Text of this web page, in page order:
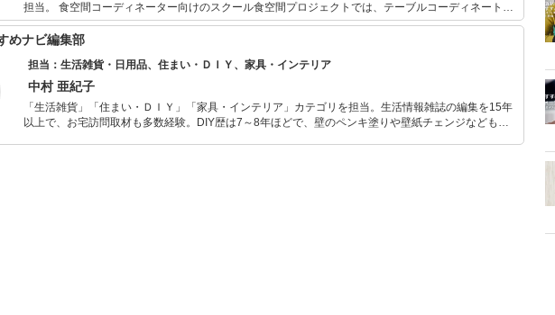
担当。 食空間コーディネーター向けのスクール食空間プロジェクトでは、テーブルコーディネートの
みならず、上級カジュアルを日常に取り入れ、「私でも出来そう！」と続けられるおもてなしや、イ
ンテリアのテクニックを提供している。
めナビ編集部
担当：生活雑貨・日用品、住まい・ＤＩＹ、家具・インテリア
中村 亜紀子
「生活雑貨」「住まい・ＤＩＹ」「家具・インテリア」カテゴリを担当。生活情報雑誌の編集を15年
以上で、お宅訪問取材も多数経験。DIY歴は7～8年ほどで、壁のペンキ塗りや壁紙チェンジなどもチ